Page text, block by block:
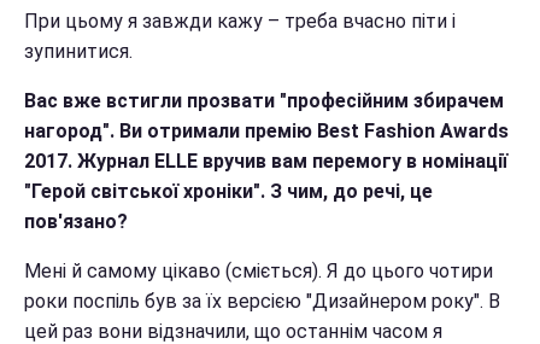
При цьому я завжди кажу – треба вчасно піти і
зупинитися.
Вас вже встигли прозвати "професійним збирачем
нагород". Ви отримали премію Best Fashion Awards
2017. Журнал ELLE вручив вам перемогу в номінації
"Герой світської хроніки". З чим, до речі, це
пов'язано?
Мені й самому цікаво (сміється). Я до цього чотири
роки поспіль був за їх версією "Дизайнером року". В
цей раз вони відзначили, що останнім часом я